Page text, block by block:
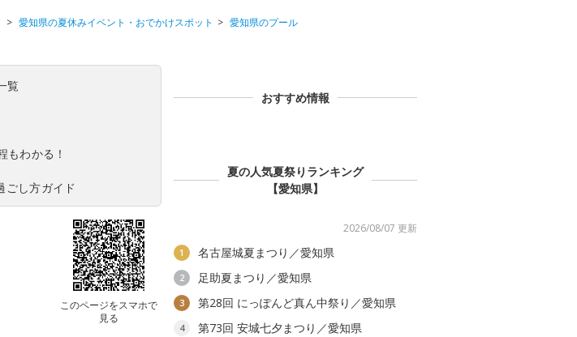
愛知県の夏休みイベント・おでかけスポット
愛知県のプール
覧
もわかる！
ごし方ガイド
このページをスマホで
見る
おすすめ情報
夏の人気夏祭りランキング
【愛知県】
2026/08/07 更新
1 名古屋城夏まつり／愛知県
2 足助夏まつり／愛知県
3 第28回 にっぽんど真ん中祭り／愛知県
4 第73回 安城七夕まつり／愛知県